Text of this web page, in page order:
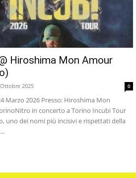
Hiroshima Mon Amour
2025 0
Marzo 2026 Presso: Hiroshima Mon
in concerto a Torino Incubi Tour
uno dei nomi più incisivi e rispettati della